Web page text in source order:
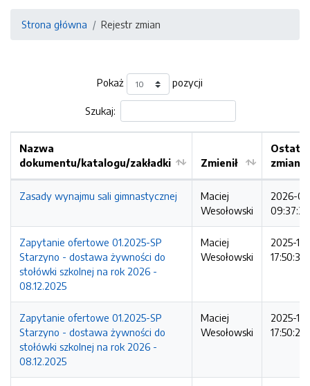
Strona główna Rejestr zmian
Pokaż pozycji
Szukaj:
Nazwa
dokumentu/katalogu/zakładki
Zmienił
zmiana
Zasady wynajmu sali gimnastycznej
Maciej
Wesołowski
2026-
09:37:36
Zapytanie ofertowe 01.2025-SP
Starzyno - dostawa żywności do
stołówki szkolnej na rok 2026 -
08.12.2025
Maciej
Wesołowski
2025-12-
17:50:31
Zapytanie ofertowe 01.2025-SP
Starzyno - dostawa żywności do
stołówki szkolnej na rok 2026 -
08.12.2025
Maciej
Wesołowski
2025-12-
17:50:26